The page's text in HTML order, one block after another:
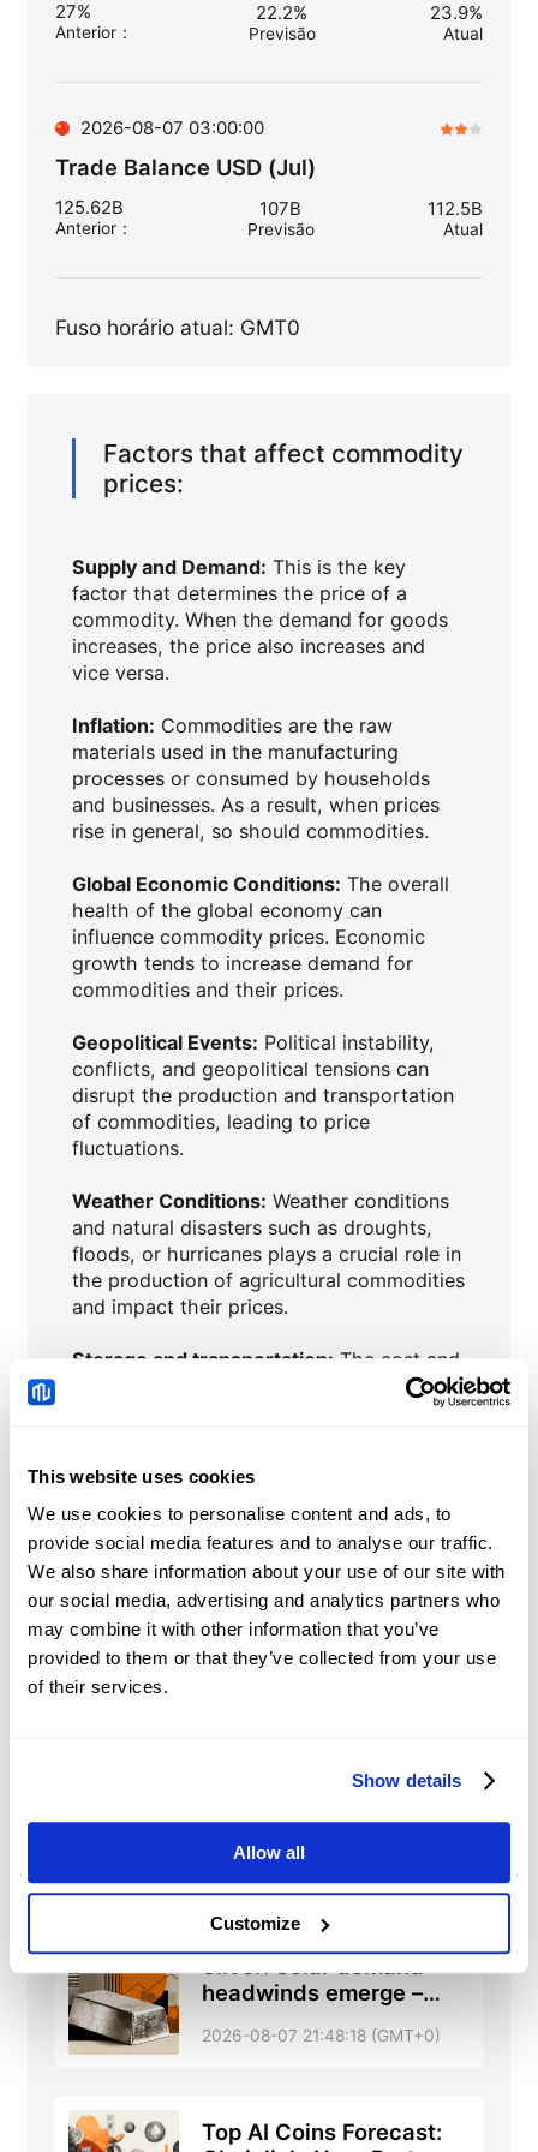
This website uses cookies
We use cookies to personalise content and ads, to
provide social media features and to analyse our traffic.
We also share information about your use of our site with
our social media, advertising and analytics partners who
may combine it with other information that you’ve
provided to them or that they’ve collected from your use
of their services.
Show details
Allow all
Customize
27%
Anterior：
22.2%
Previsão
23.9%
Atual
2026-08-07 03:00:00
Trade Balance USD (Jul)
125.62B
Anterior：
107B
Previsão
112.5B
Atual
Fuso horário atual: GMT0
Factors that affect commodity
prices:
Supply and Demand: This is the key
factor that determines the price of a
commodity. When the demand for goods
increases, the price also increases and
vice versa.
Inflation: Commodities are the raw
materials used in the manufacturing
processes or consumed by households
and businesses. As a result, when prices
rise in general, so should commodities.
Global Economic Conditions: The overall
health of the global economy can
influence commodity prices. Economic
growth tends to increase demand for
commodities and their prices.
Geopolitical Events: Political instability,
conflicts, and geopolitical tensions can
disrupt the production and transportation
of commodities, leading to price
fluctuations.
Weather Conditions: Weather conditions
and natural disasters such as droughts,
floods, or hurricanes plays a crucial role in
the production of agricultural commodities
and impact their prices.
Storage and transportation: The cost and
efficiency of storage and transportation of
trading by investors and their future
expectations can lead to short term price
movements in commodity markets.
Weak US payrolls fuel
breakout above 50-day
SMA
headwinds emerge –
2026-08-07 21:48:18 (GMT+0)
Top AI Coins Forecast: